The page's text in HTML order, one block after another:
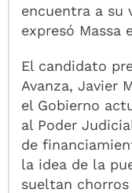
encuentra a su
expresó Massa
El candidato
Avanza, Javier
el Gobierno
al Poder
de
la idea de la
sueltan chorros